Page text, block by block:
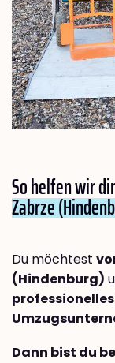
So helfen wir
Zabrze
Du möchtest
(Hindenburg)
Dann bist du